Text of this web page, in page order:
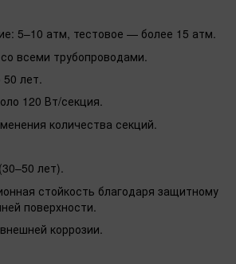
5–10 атм, тестовое — более 15 атм.
всеми трубопроводами.
лет.
120 Вт/секция.
количества секций.
лет).
стойкость благодаря защитному
поверхности.
коррозии.